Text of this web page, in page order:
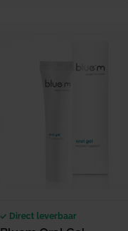
Direct leverbaar